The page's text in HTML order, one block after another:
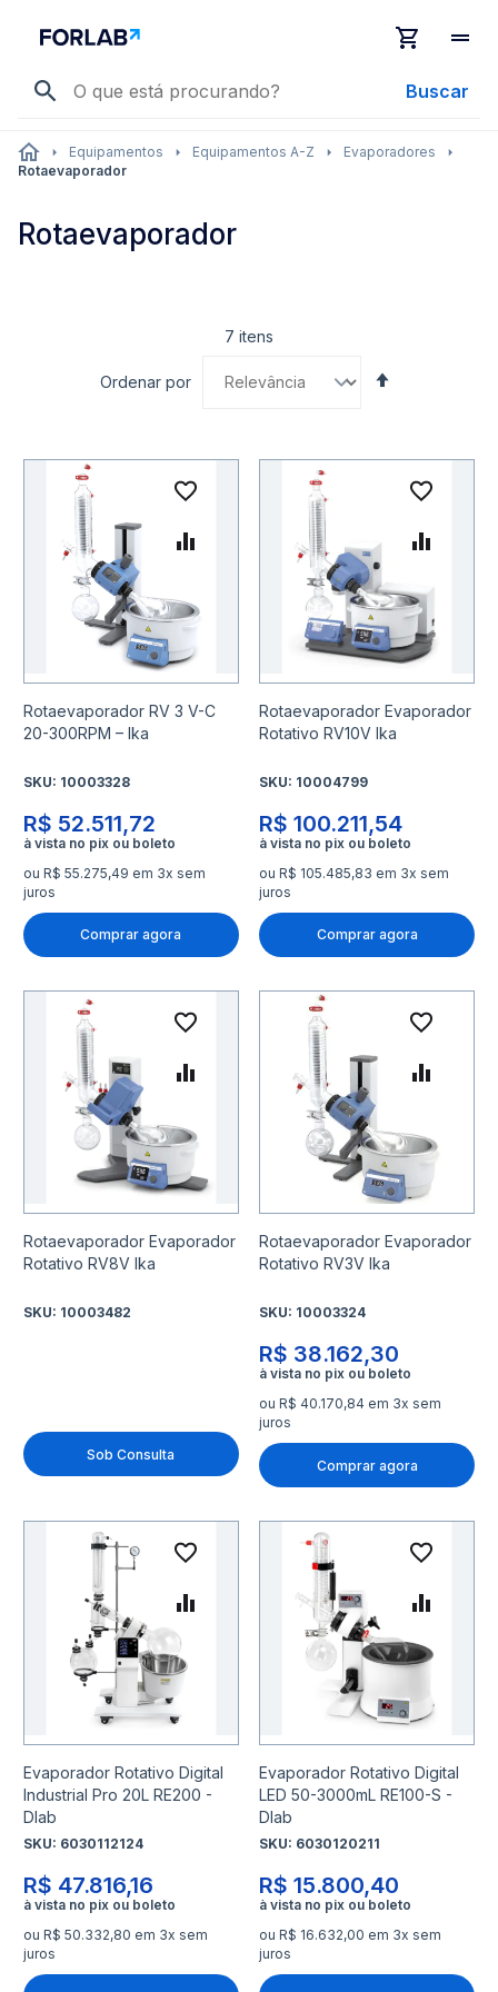
Buscar
Equipamentos Equipamentos A-Z
Evaporadores
Rotaevaporador
Rotaevaporador
7 itens
Ordenar por
Rotaevaporador RV 3 V-C
20-300RPM – Ika
SKU: 10003328
R$ 52.511,72
ou R$ 55.275,49 em 3x sem
juros
Comprar agora
Adicionar à lista de
Adicionar para Comparar
Rotaevaporador Evaporador
Rotativo RV10V Ika
SKU: 10004799
R$ 100.211,54
ou R$ 105.485,83 em 3x sem
juros
Comprar agora
Rotaevaporador Evaporador
Rotativo RV8V Ika
SKU: 10003482
Sob Consulta
Adicionar à lista de
Adicionar para Comparar
Rotaevaporador Evaporador
Rotativo RV3V Ika
SKU: 10003324
R$ 38.162,30
ou R$ 40.170,84 em 3x sem
juros
Comprar agora
Evaporador Rotativo Digital
Industrial Pro 20L RE200 -
Dlab
SKU: 6030112124
R$ 47.816,16
ou R$ 50.332,80 em 3x sem
juros
Adicionar à lista de
Adicionar para Comparar
Evaporador Rotativo Digital
LED 50-3000mL RE100-S -
Dlab
SKU: 6030120211
R$ 15.800,40
ou R$ 16.632,00 em 3x sem
juros